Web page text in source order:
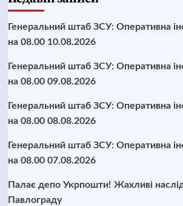
Генеральний штаб ЗСУ: Оперативна
на 08.00 10.08.2026
Генеральний штаб ЗСУ: Оперативна
на 08.00 09.08.2026
Генеральний штаб ЗСУ: Оперативна
на 08.00 08.08.2026
Генеральний штаб ЗСУ: Оперативна
на 08.00 07.08.2026
Палає депо Укрпошти! Жахливі
Павлограду